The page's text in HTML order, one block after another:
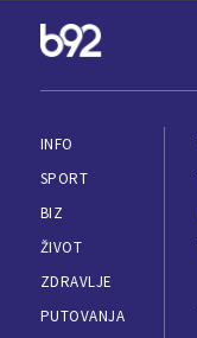
INFO
SPORT
BIZ
ŽIVOT
ZDRAVLJE
PUTOVANJA